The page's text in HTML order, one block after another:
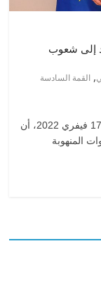
إلى شعوب
,القمة السادسة
أكّد رئيس الجمهورية قيس سعيد، اليوم الخميس 17 فيفري 2022، أن
المنهوبة